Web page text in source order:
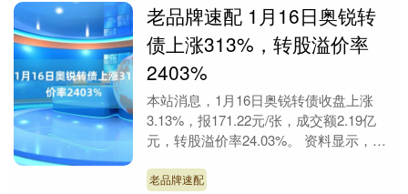
老品牌速配 1月16日奥锐转
债上涨313%，转股溢价率
2403%
本站消息，1月16日奥锐转债收盘上涨
3.13%，报171.22元/张，成交额2.19亿
元，转股溢价率24.03%。 资料显示，奥
老品牌速配